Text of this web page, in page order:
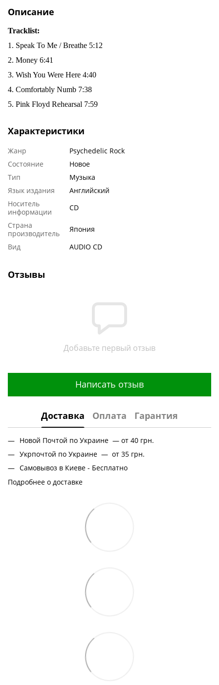
Описание
Tracklist:
1. Speak To Me / Breathe 5:12
2. Money 6:41
3. Wish You Were Here 4:40
4. Comfortably Numb 7:38
5. Pink Floyd Rehearsal 7:59
Характеристики
Жанр
Psychedelic Rock
Состояние
Новое
Тип
Музыка
Язык издания
Английский
Носитель
информации
CD
Страна
производитель
Япония
Вид
AUDIO CD
Отзывы
Добавьте первый отзыв
Написать отзыв
Доставка Оплата Гарантия
Новой Почтой по Украине — от 40 грн.
Укрпочтой по Украине — от 35 грн.
Самовывоз в Киеве - Бесплатно
Подробнее о доставке